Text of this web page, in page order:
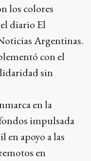
los colores
diario El
Argentinas.
con el
sin
en la
impulsada
en apoyo a las
en